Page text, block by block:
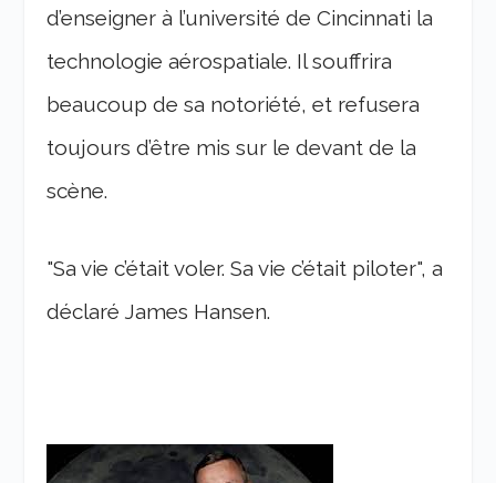
d’enseigner à l’université de Cincinnati la
technologie aérospatiale. Il souffrira
beaucoup de sa notoriété, et refusera
toujours d’être mis sur le devant de la
scène.
"Sa vie c’était voler. Sa vie c’était piloter", a
déclaré James Hansen.